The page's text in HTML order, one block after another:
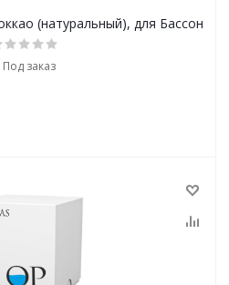
(натуральный), для Бассон
Под заказ